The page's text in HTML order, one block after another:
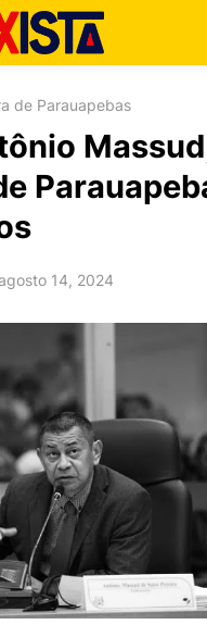
de Parauapebas
agosto 14, 2024